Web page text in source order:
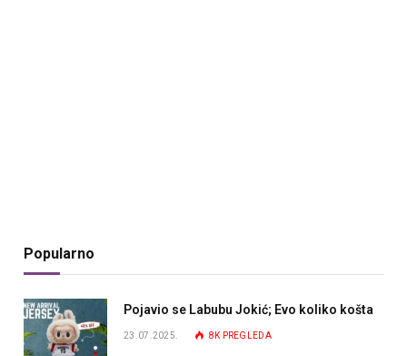
Popularno
Pojavio se Labubu Jokić; Evo koliko košta
23.07.2025. 8K PREGLEDA